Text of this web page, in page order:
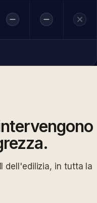
dell'edilizia, in tutta la